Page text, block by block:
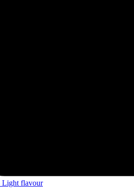
billede – plakat / lærredsprint)
billede – plakat / lærredsprint)
billede – plakat / lærredsprint)